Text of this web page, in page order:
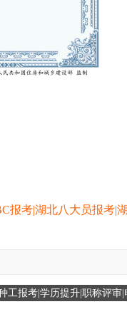
报考|湖北八大员报考|
报考|学历提升|职称评审|